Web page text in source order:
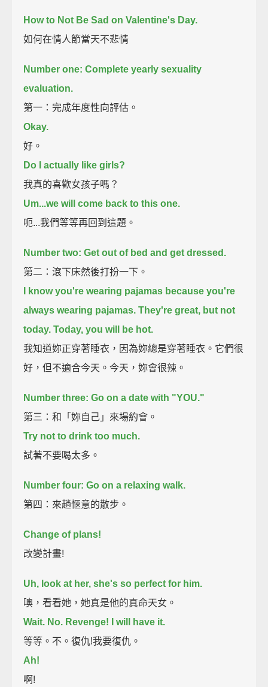
How to Not Be Sad on Valentine's Day.
如何在情人節當天不悲情
Number one: Complete yearly sexuality
evaluation.
第一：完成年度性向評估。
Okay.
好。
Do I actually like girls?
我真的喜歡女孩子嗎？
Um...we will come back to this one.
呃...我們等等再回到這題。
Number two: Get out of bed and get dressed.
第二：滾下床然後打扮一下。
I know you're wearing pajamas because you're
always wearing pajamas. They're great, but not
today. Today, you will be hot.
我知道妳正穿著睡衣，因為妳總是穿著睡衣。它們很
好，但不適合今天。今天，妳會很辣。
Number three: Go on a date with "YOU."
第三：和「妳自己」來場約會。
Try not to drink too much.
試著不要喝太多。
Number four: Go on a relaxing walk.
第四：來趟愜意的散步。
Change of plans!
改變計畫!
Uh, look at her, she's so perfect for him.
噢，看看她，她真是他的真命天女。
Wait. No. Revenge! I will have it.
等等。不。復仇!我要復仇。
Ah!
啊!